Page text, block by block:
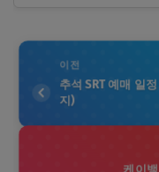
이전
추석 SRT 예매 일
지)
케이